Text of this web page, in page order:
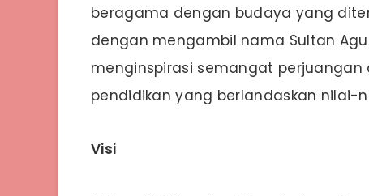
beragama dengan budaya yang
dengan mengambil nama Sultan
menginspirasi semangat
pendidikan yang berlandaskan nilai-
Visi